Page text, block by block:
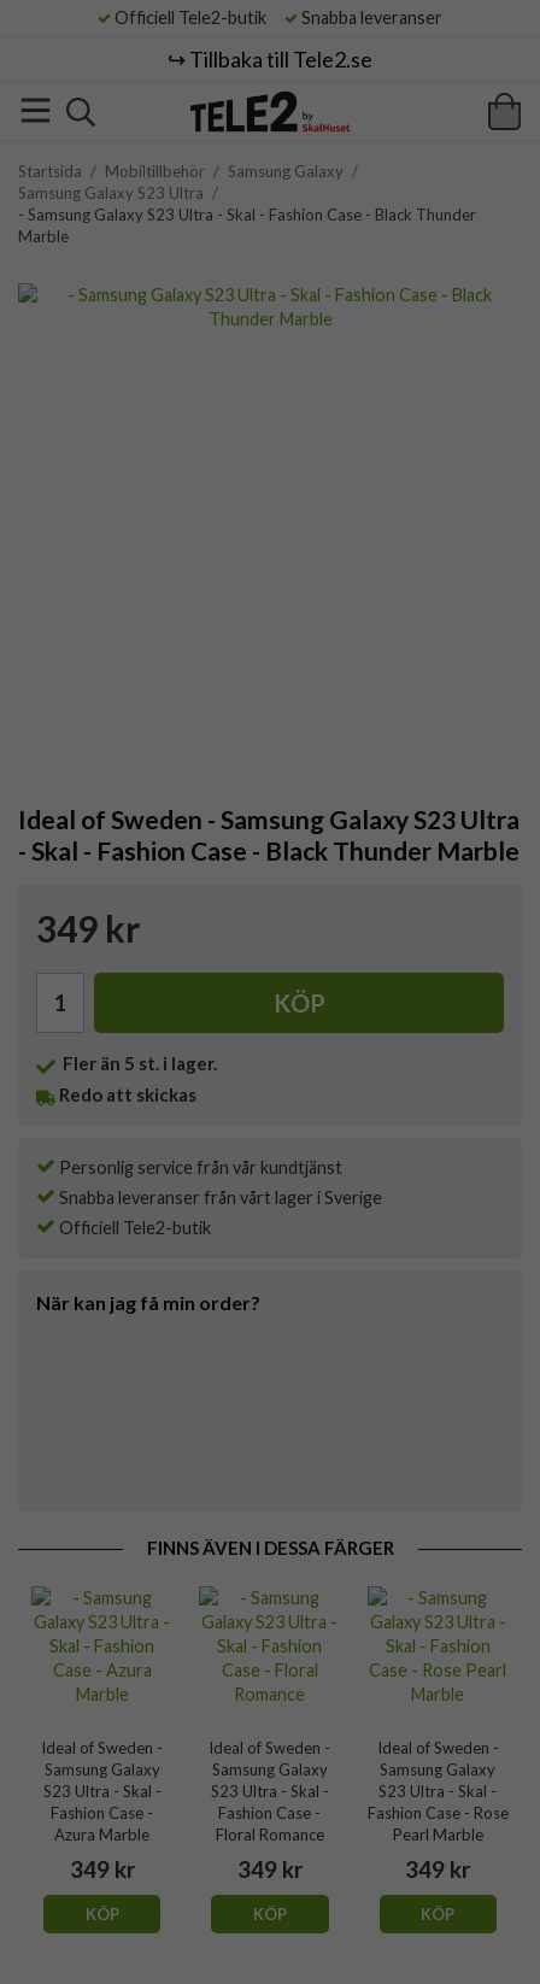
Officiell Tele2-butik Snabba leveranser
↪️ Tillbaka till Tele2.se
Startsida / Mobiltillbehör / Samsung Galaxy /
Samsung Galaxy S23 Ultra /
- Samsung Galaxy S23 Ultra - Skal - Fashion Case - Black Thunder
Marble
Ideal of Sweden - Samsung Galaxy S23 Ultra
- Skal - Fashion Case - Black Thunder Marble
349 kr
KÖP
Fler än 5 st. i lager.
Redo att skickas
Personlig service från vår kundtjänst
Snabba leveranser från vårt lager i Sverige
Officiell Tele2-butik
När kan jag få min order?
FINNS ÄVEN I DESSA FÄRGER
Ideal of Sweden -
Samsung Galaxy
S23 Ultra - Skal -
Fashion Case -
Azura Marble
349 kr
KÖP
Ideal of Sweden -
Samsung Galaxy
S23 Ultra - Skal -
Fashion Case -
Floral Romance
349 kr
KÖP
Ideal of Sweden -
Samsung Galaxy
S23 Ultra - Skal -
Fashion Case - Rose
Pearl Marble
349 kr
KÖP